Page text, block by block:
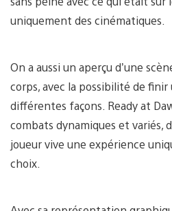
uniquement des cinématiques.
On a aussi un aperçu d’une
corps, avec la possibilité de
différentes façons. Ready at
combats dynamiques et variés,
joueur vive une expérience
choix.